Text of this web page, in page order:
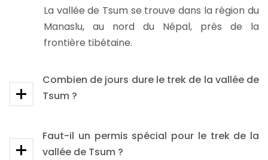
La vallée de Tsum se trouve dans la région du
Manaslu, au nord du Népal, près de la
frontière tibétaine.
Combien de jours dure le trek de la vallée de
Tsum ?
Faut-il un permis spécial pour le trek de la
vallée de Tsum ?